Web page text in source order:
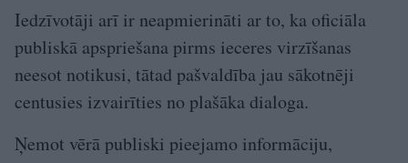
Iedzīvotāji arī ir neapmierināti ar to, ka oficiāla
publiskā apspriešana pirms ieceres virzīšanas
neesot notikusi, tātad pašvaldība jau sākotnēji
centusies izvairīties no plašāka dialoga.
Ņemot vērā publiski pieejamo informāciju,